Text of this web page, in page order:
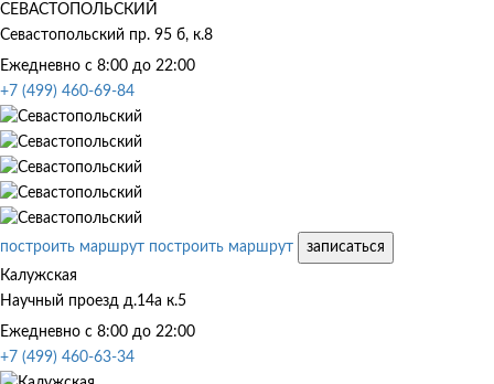
СЕВАСТОПОЛЬСКИЙ
Севастопольский пр. 95 б, к.8
Ежедневно с 8:00 до 22:00
+7 (499) 460-69-84
построить маршрут построить маршрут
записаться
Калужская
Научный проезд д.14а к.5
Ежедневно с 8:00 до 22:00
+7 (499) 460-63-34